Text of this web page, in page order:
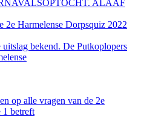
ALAAF
2e Harmelense Dorpsquiz 2022
bekend. De Putkoplopers
op alle vragen van de 2e
1 betreft